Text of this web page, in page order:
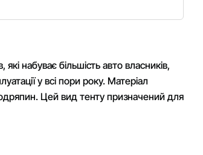
набуває більшість авто власників,
у всі пори року. Матеріал
Цей вид тенту призначений для